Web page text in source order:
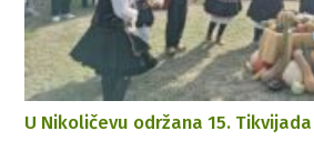
U Nikoličevu održana 15. Tikvijada